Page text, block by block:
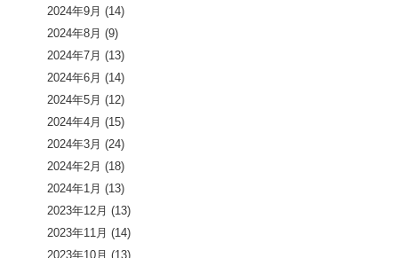
2024年9月 (14)
2024年8月 (9)
2024年7月 (13)
2024年6月 (14)
2024年5月 (12)
2024年4月 (15)
2024年3月 (24)
2024年2月 (18)
2024年1月 (13)
2023年12月 (13)
2023年11月 (14)
2023年10月 (13)